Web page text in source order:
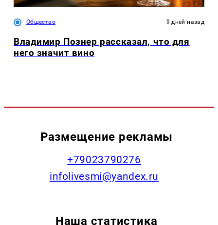
Общество 9 дней назад
Владимир Познер рассказал, что для
него значит вино
Размещение рекламы
+79023790276
infolivesmi@yandex.ru
Наша статистика